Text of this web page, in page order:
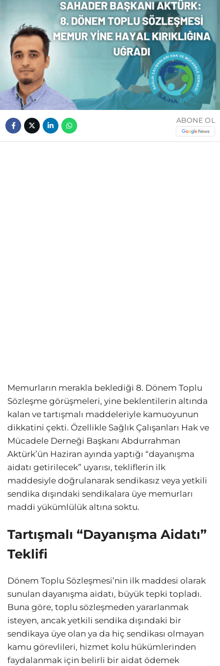
ABONE OL
Memurların merakla beklediği 8. Dönem Toplu
Sözleşme görüşmeleri, yine beklentilerin altında
kalan ve tartışmalı maddeleriyle kamuoyunun
dikkatini çekti. Özellikle Sağlık Çalışanları Hak ve
Mücadele Derneği Başkanı Abdurrahman
Aktürk’ün Haziran ayında yaptığı “dayanışma
aidatı getirilecek” uyarısı, tekliflerin ilk
maddesiyle doğrulanarak sendikasız veya yetkili
sendika dışındaki sendikalara üye memurları
maddi yükümlülük altına soktu.
Tartışmalı “Dayanışma Aidatı”
Teklifi
Dönem Toplu Sözleşmesi’nin ilk maddesi olarak
sunulan dayanışma aidatı, büyük tepki topladı.
Buna göre, toplu sözleşmeden yararlanmak
isteyen, ancak yetkili sendika dışındaki bir
sendikaya üye olan ya da hiç sendikası olmayan
kamu görevlileri, hizmet kolu hükümlerinden
faydalanmak için belirli bir aidat ödemek